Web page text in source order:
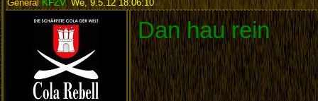
General KFZV, We, 9.5.12 18:06:10:
Dan hau rein